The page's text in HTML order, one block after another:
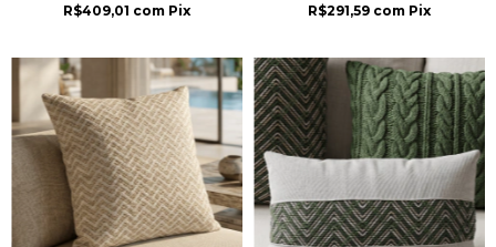
R$409,01 com Pix R$291,59 com Pix